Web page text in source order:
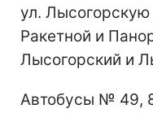
ул. Лысогорскую
Ракетной и
Лысогорский и
Автобусы № 49,